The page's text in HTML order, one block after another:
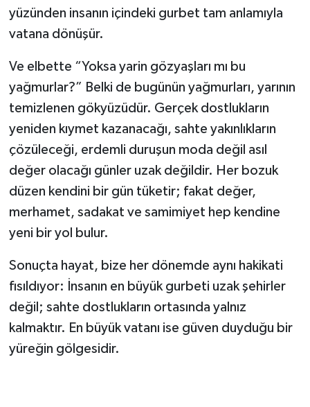
yüzünden insanın içindeki gurbet tam anlamıyla
vatana dönüşür.
Ve elbette “Yoksa yarin gözyaşları mı bu
yağmurlar?” Belki de bugünün yağmurları, yarının
temizlenen gökyüzüdür. Gerçek dostlukların
yeniden kıymet kazanacağı, sahte yakınlıkların
çözüleceği, erdemli duruşun moda değil asıl
değer olacağı günler uzak değildir. Her bozuk
düzen kendini bir gün tüketir; fakat değer,
merhamet, sadakat ve samimiyet hep kendine
yeni bir yol bulur.
Sonuçta hayat, bize her dönemde aynı hakikati
fısıldıyor: İnsanın en büyük gurbeti uzak şehirler
değil; sahte dostlukların ortasında yalnız
kalmaktır. En büyük vatanı ise güven duyduğu bir
yüreğin gölgesidir.